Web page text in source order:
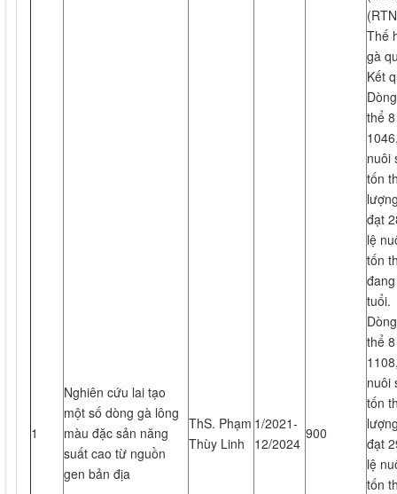
1
Nghiên cứu lai tạo
một số dòng gà lông
màu đặc sản năng
suất cao từ nguồn
gen bản địa
ThS. Phạm
Thùy Linh
1/2021-
12/2024
900
Thế
gà
Kết
thể
nuôi
tốn
đạt
lệ
tốn
tuổi.
thể
nuôi
tốn
đạt
lệ
tốn